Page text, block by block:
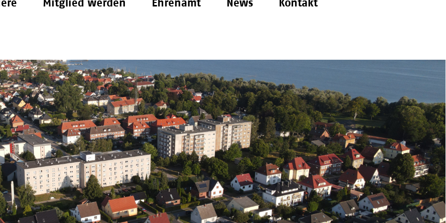
Mitglied werden Ehrenamt News Kontakt